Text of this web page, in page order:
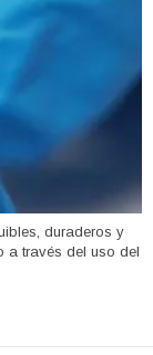
duraderos y
a través del uso del